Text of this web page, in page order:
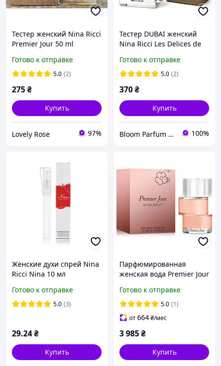
Тестер женский Nina Ricci
Premier Jour 50 ml
Готово к отправке
5.0 (2)
275₴
Купить
Lovely Rose 97%
Тестер DUBAI женский
Nina Ricci Les Delices de
Готово к отправке
5.0 (2)
370₴
Купить
Bloom Parfum интернет-магазин парфюмерии 100%
Женские духи спрей Nina
Ricci Nina 10 мл
Готово к отправке
5.0 (3)
29.24₴
Купить
Парфюмированная
женская вода Premier Jour
Готово к отправке
5.0 (1)
от664₴/мес
3 985₴
Купить